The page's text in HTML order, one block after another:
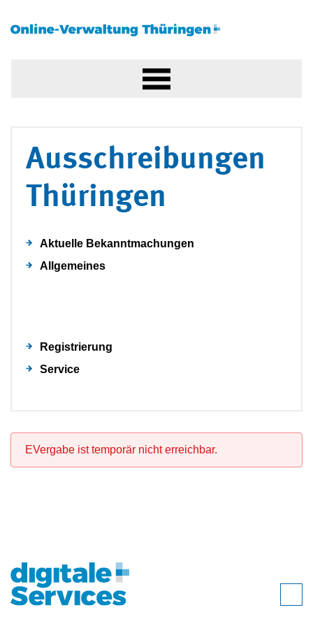
Ausschreibungen
Thüringen
Aktuelle Bekanntmachungen
Allgemeines
Registrierung
Service
EVergabe ist temporär nicht erreichbar.